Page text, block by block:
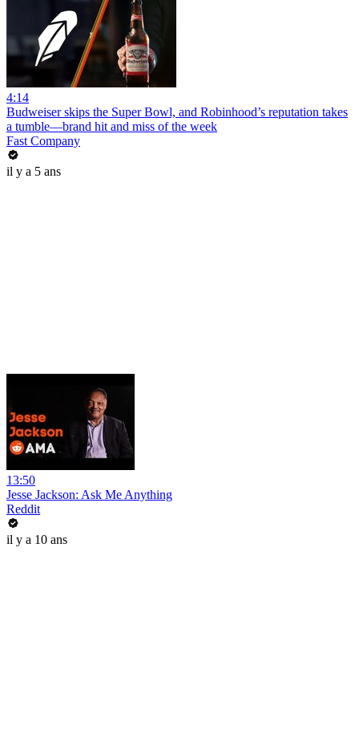
4:14
Budweiser skips the Super Bowl, and Robinhood’s reputation takes
a tumble—brand hit and miss of the week
Fast Company
il y a 5 ans
13:50
Jesse Jackson: Ask Me Anything
Reddit
il y a 10 ans